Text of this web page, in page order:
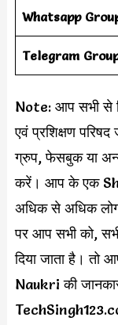
Whatsapp
Telegram
Note: आप सभी से
एवं प्रशिक्षण
ग्रुप, फेसबुक या
करें। आप के एक
अधिक से अधिक
पर आप सभी को,
दिया जाता है।
Naukri की